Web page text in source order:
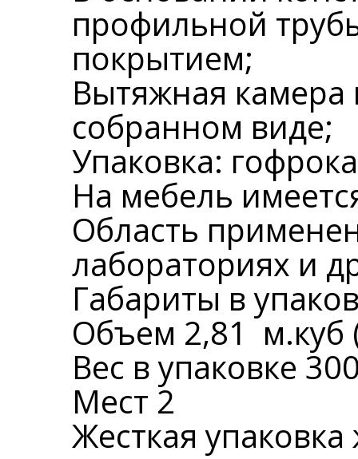
профильной
покрытием;
Вытяжная камера
собранном виде;
Упаковка:
На мебель
Область
лабораториях и
Габариты в
Объем 2,81 м.куб
Вес в упаковке
Мест 2
Жесткая